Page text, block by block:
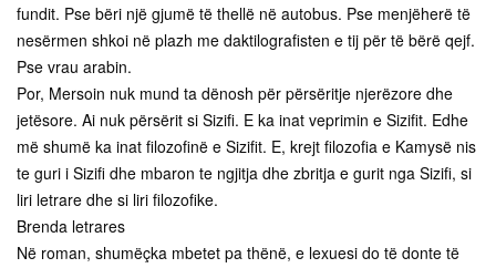
fundit. Pse bëri një gjumë të thellë në autobus. Pse menjëherë të
nesërmen shkoi në plazh me daktilografisten e tij për të bërë qejf.
Pse vrau arabin.
Por, Mersoin nuk mund ta dënosh për përsëritje njerëzore dhe
jetësore. Ai nuk përsërit si Sizifi. E ka inat veprimin e Sizifit. Edhe
më shumë ka inat filozofinë e Sizifit. E, krejt filozofia e Kamysë nis
te guri i Sizifi dhe mbaron te ngjitja dhe zbritja e gurit nga Sizifi, si
liri letrare dhe si liri filozofike.
Brenda letrares
Në roman, shumëçka mbetet pa thënë, e lexuesi do të donte të